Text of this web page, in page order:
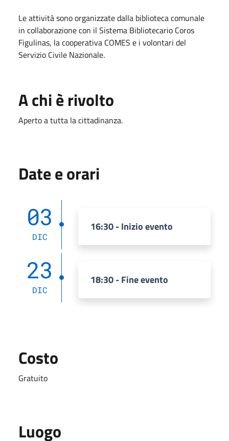
Le attività sono organizzate dalla biblioteca comunale
in collaborazione con il Sistema Bibliotecario Coros
Figulinas, la cooperativa COMES e i volontari del
Servizio Civile Nazionale.
A chi è rivolto
Aperto a tutta la cittadinanza.
Date e orari
03
DIC
16:30 - Inizio evento
23
DIC
18:30 - Fine evento
Costo
Gratuito
Luogo